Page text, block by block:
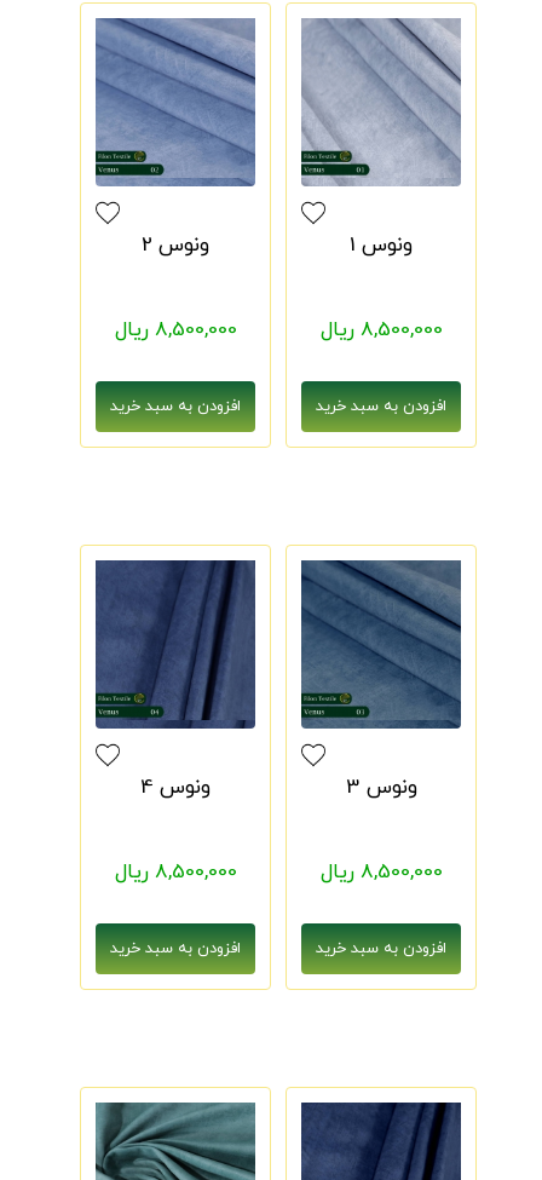
ونوس 1
8,500,000 ریال
ونوس 2
8,500,000 ریال
ونوس 3
8,500,000 ریال
ونوس 4
8,500,000 ریال